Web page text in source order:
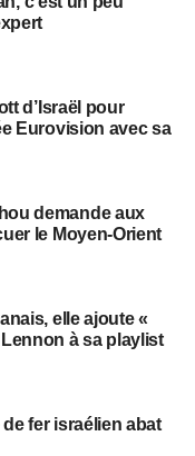
d’Israël pour
Eurovision avec sa
demande aux
le Moyen-Orient
elle ajoute «
à sa playlist
fer israélien abat